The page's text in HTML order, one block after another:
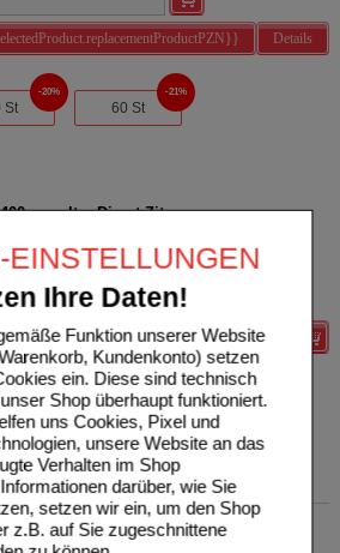
EINSTELLUNGEN
Ihre Daten!
Funktion unserer Website
Kundenkonto) setzen
ein. Diese sind technisch
Shop überhaupt funktioniert.
uns Cookies, Pixel und
unsere Website an das
Verhalten im Shop
darüber, wie Sie
setzen wir ein, um den Shop
z.B. auf Sie zugeschnittene
Details
St
20%
60 St
21%
mg ultra Direct Zitrone
UVP
Sie sparen
Details
St
20%
60 St
21%
mg Direct Zitrone Sticks